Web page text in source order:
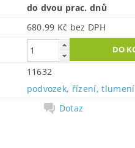
do dvou prac. dnů
680,99 Kč bez DPH
11632
podvozek, řízení, tlumení
Dotaz